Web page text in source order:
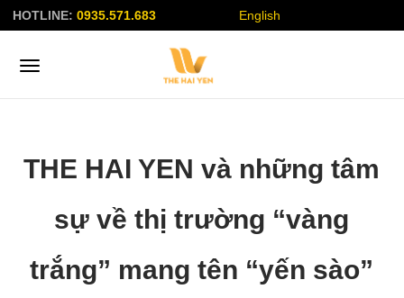
HOTLINE: 0935.571.683 English
THE HAI YEN và những tâm
sự về thị trường “vàng
trắng” mang tên “yến sào”